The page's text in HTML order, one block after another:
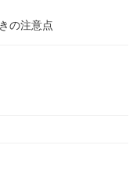
の注意点